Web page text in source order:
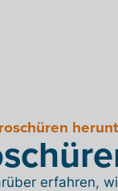
erfahren,